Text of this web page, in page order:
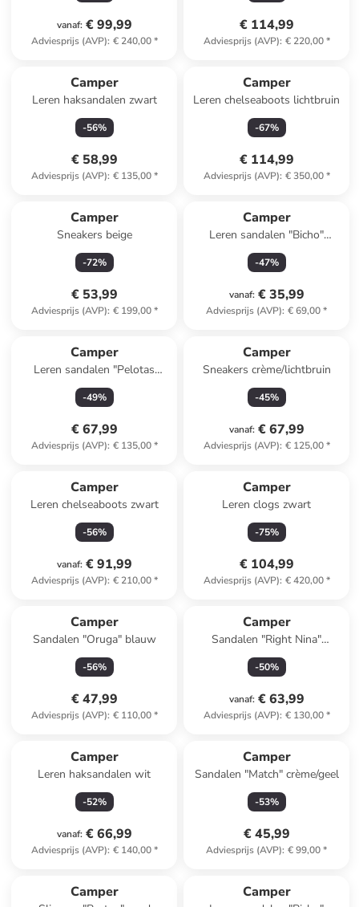
vanaf: € 99,99
Adviesprijs (AVP): € 240,00*
€ 114,99
Adviesprijs (AVP): € 220,00*
Camper
Leren haksandalen zwart
-56%
€ 58,99
Adviesprijs (AVP): € 135,00*
Camper
Leren chelseaboots lichtbruin
-67%
€ 114,99
Adviesprijs (AVP): € 350,00*
Camper
Sneakers beige
-72%
€ 53,99
Adviesprijs (AVP): € 199,00*
Camper
Leren sandalen "Bicho"
lichtroze
-47%
vanaf: € 35,99
Adviesprijs (AVP): € 69,00*
Camper
Leren sandalen "Pelotas
Flota" crème
-49%
€ 67,99
Adviesprijs (AVP): € 135,00*
Camper
Sneakers crème/lichtbruin
-45%
vanaf: € 67,99
Adviesprijs (AVP): € 125,00*
Camper
Leren chelseaboots zwart
-56%
vanaf: € 91,99
Adviesprijs (AVP): € 210,00*
Camper
Leren clogs zwart
-75%
€ 104,99
Adviesprijs (AVP): € 420,00*
Camper
Sandalen "Oruga" blauw
-56%
€ 47,99
Adviesprijs (AVP): € 110,00*
Camper
Sandalen "Right Nina"
turquoise
-50%
vanaf: € 63,99
Adviesprijs (AVP): € 130,00*
Camper
Leren haksandalen wit
-52%
vanaf: € 66,99
Adviesprijs (AVP): € 140,00*
Camper
Sandalen "Match" crème/geel
-53%
€ 45,99
Adviesprijs (AVP): € 99,00*
Camper Camper